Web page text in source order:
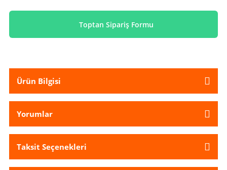
Toptan Sipariş Formu
Ürün Bilgisi
Yorumlar
Taksit Seçenekleri